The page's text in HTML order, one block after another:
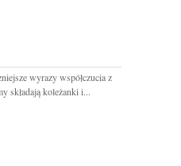
wyrazy współczucia z
składają koleżanki i...